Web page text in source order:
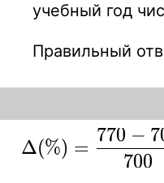
учебный год
Правильный
=\frac{770-700}
Δ(%) =
700
770 − 7